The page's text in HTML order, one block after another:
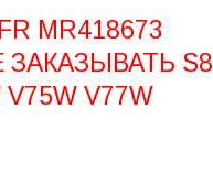
MR418673
ЗАКАЗЫВАТЬ S8
V75W V77W